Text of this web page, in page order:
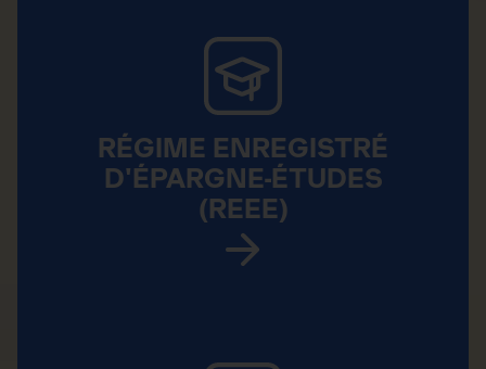
RÉGIME ENREGISTRÉ
D'ÉPARGNE-ÉTUDES
(REEE)